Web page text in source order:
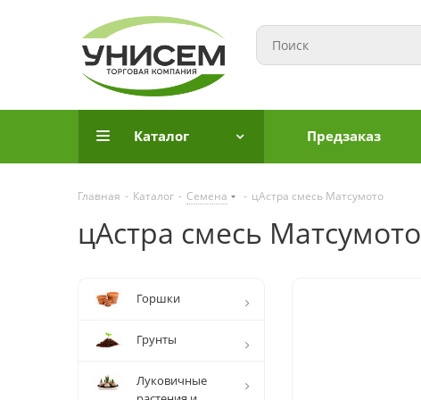
Каталог Предзаказ
Главная - Каталог - Семена - цАстра смесь Матсумото
цАстра смесь Матсумото
Горшки
Грунты
Луковичные